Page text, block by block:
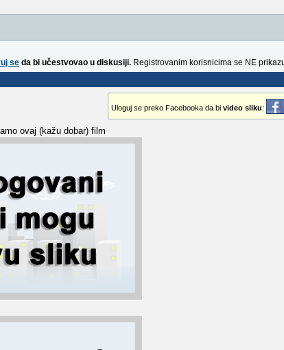
se da bi učestvovao u diskusiji. Registrovanim korisnicima se NE
Uloguj se preko Facebooka da bi video sliku:
ovaj (kažu dobar) film